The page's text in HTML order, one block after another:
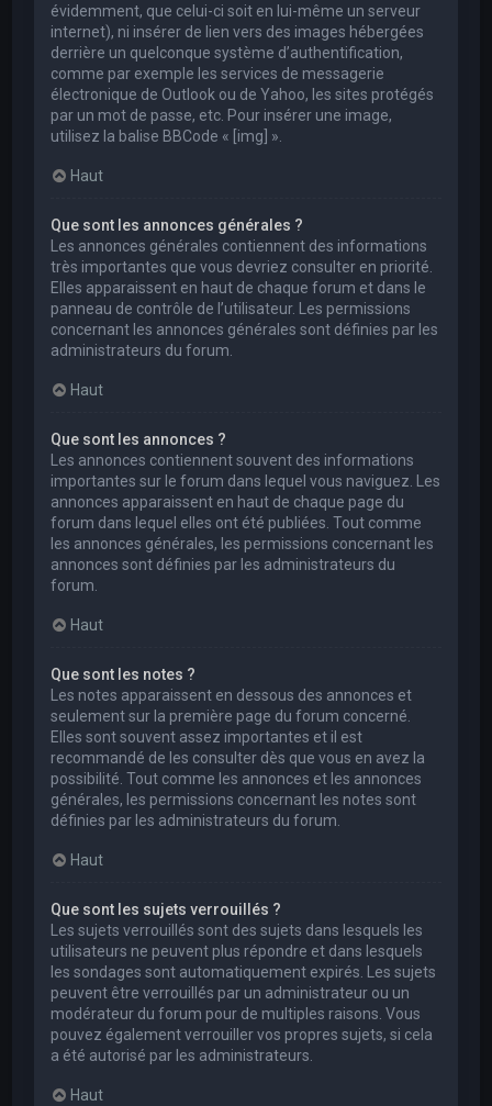
évidemment, que celui-ci soit en lui-même un serveur
internet), ni insérer de lien vers des images hébergées
derrière un quelconque système d’authentification,
comme par exemple les services de messagerie
électronique de Outlook ou de Yahoo, les sites protégés
par un mot de passe, etc. Pour insérer une image,
utilisez la balise BBCode « [img] ».
Haut
Que sont les annonces générales ?
Les annonces générales contiennent des informations
très importantes que vous devriez consulter en priorité.
Elles apparaissent en haut de chaque forum et dans le
panneau de contrôle de l’utilisateur. Les permissions
concernant les annonces générales sont définies par les
administrateurs du forum.
Haut
Que sont les annonces ?
Les annonces contiennent souvent des informations
importantes sur le forum dans lequel vous naviguez. Les
annonces apparaissent en haut de chaque page du
forum dans lequel elles ont été publiées. Tout comme
les annonces générales, les permissions concernant les
annonces sont définies par les administrateurs du
forum.
Haut
Que sont les notes ?
Les notes apparaissent en dessous des annonces et
seulement sur la première page du forum concerné.
Elles sont souvent assez importantes et il est
recommandé de les consulter dès que vous en avez la
possibilité. Tout comme les annonces et les annonces
générales, les permissions concernant les notes sont
définies par les administrateurs du forum.
Haut
Que sont les sujets verrouillés ?
Les sujets verrouillés sont des sujets dans lesquels les
utilisateurs ne peuvent plus répondre et dans lesquels
les sondages sont automatiquement expirés. Les sujets
peuvent être verrouillés par un administrateur ou un
modérateur du forum pour de multiples raisons. Vous
pouvez également verrouiller vos propres sujets, si cela
a été autorisé par les administrateurs.
Haut